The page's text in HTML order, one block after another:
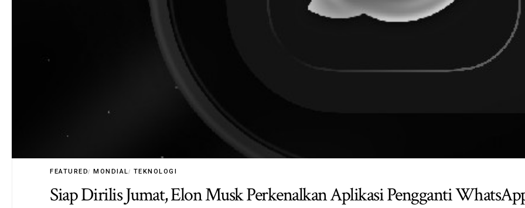
FEATURED MONDIAL TEKNOLOGI
Siap Dirilis Jumat, Elon Musk Perkenalkan Aplikasi Pengganti